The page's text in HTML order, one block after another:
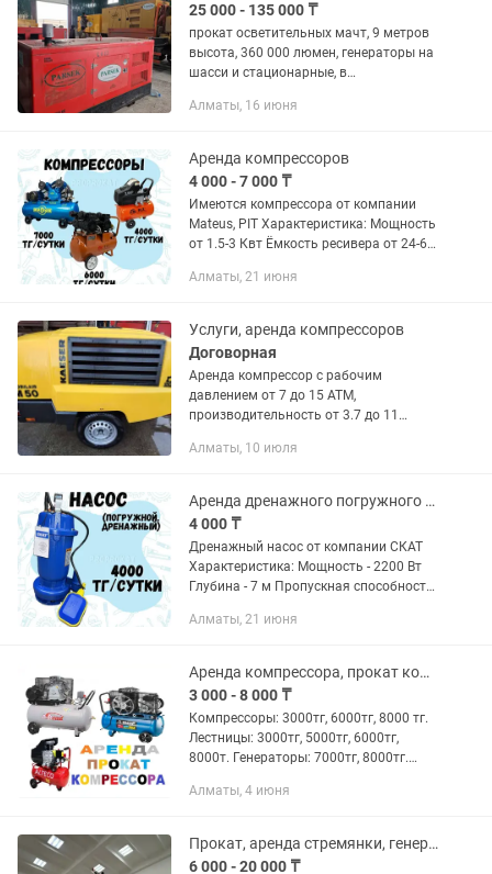
25 000 - 135 000 ₸
прокат осветительных мачт, 9 метров
высота, 360 000 люмен, генераторы на
шасси и стационарные, в
до 850ква , с синхронизации до
Алматы, 16 июня
Аренда компрессоров
4 000 - 7 000 ₸
Имеются компрессора от компании
Mateus, PIT Характеристика: Мощность
от 1.5-3 Квт Ёмкость ресивера от 24-65
мин Давление от 7-8 бар Наш адрес:
Алматы, 21 июня
Услуги, аренда компрессоров
Договорная
Аренда компрессор с рабочим
давлением от 7 до 15 АТМ,
производительность от 3.7 до 11
Алматы, 10 июля
Аренда дренажного погружного насоса
4 000 ₸
Дренажный насос от компании СКАТ
Характеристика: Мощность - 2200 Вт
Глубина - 7 м Пропускная способность
Допустимая температура жидкости -
Алматы, 21 июня
Аренда компрессора, прокат компрессора, лестницы, генераторы, ДОСТАВКА
3 000 - 8 000 ₸
Компрессоры: 3000тг, 6000тг, 8000 тг.
Лестницы: 3000тг, 5000тг, 6000тг,
8000т. Генераторы: 7000тг, 8000тг.
Производительность, л/мин: 420
Алматы, 4 июня
Прокат, аренда стремянки, генератора, компрессора.
6 000 - 20 000 ₸